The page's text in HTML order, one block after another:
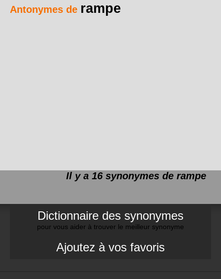
Antonymes de rampe
Il y a 16 synonymes de rampe
Dictionnaire des synonymes
pour vous aider à trouver le meilleur synonyme
Ajoutez à vos favoris